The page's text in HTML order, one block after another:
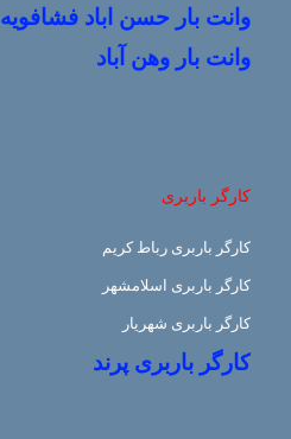
وانت بار حسن اباد فشافویه
وانت بار وهن آباد
کارگر باربری
کارگر باربری رباط کریم
کارگر باربری اسلامشهر
کارگر باربری شهریار
کارگر باربری پرند